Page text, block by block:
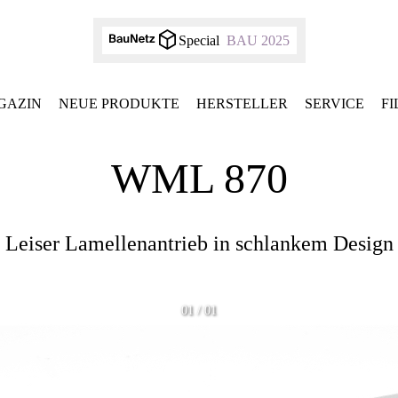
NEUE PRODUKTE HERSTELLER SERVICE
Special BAU 2025
WML 870
Leiser Lamellenantrieb in schlankem Design
01 / 01